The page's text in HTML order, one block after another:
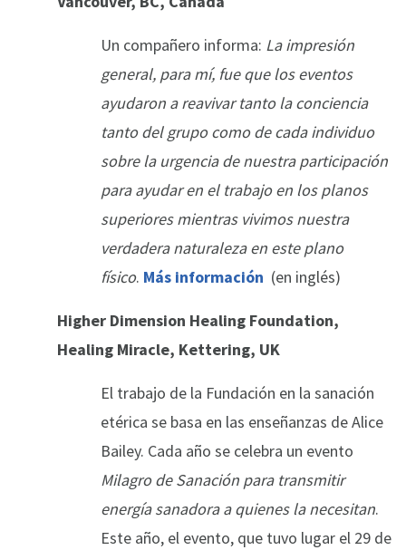
Un compañero informa: La impresión
general, para mí, fue que los eventos
ayudaron a reavivar tanto la conciencia
tanto del grupo como de cada individuo
sobre la urgencia de nuestra participación
para ayudar en el trabajo en los planos
superiores mientras vivimos nuestra
verdadera naturaleza en este plano
físico. Más información (en inglés)
Higher Dimension Healing Foundation,
Healing Miracle, Kettering, UK
El trabajo de la Fundación en la sanación
etérica se basa en las enseñanzas de Alice
Bailey. Cada año se celebra un evento
Milagro de Sanación para transmitir
energía sanadora a quienes la necesitan.
Este año, el evento, que tuvo lugar el 29 de